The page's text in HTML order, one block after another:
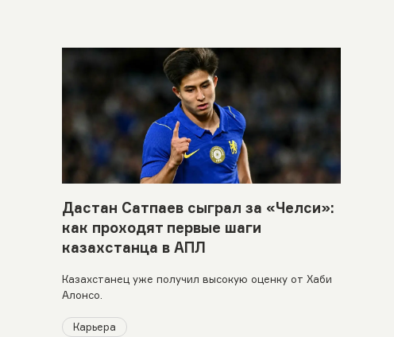
Дастан Сатпаев сыграл за «Челси»:
как проходят первые шаги
казахстанца в АПЛ
Казахстанец уже получил высокую оценку от Хаби
Алонсо.
Карьера